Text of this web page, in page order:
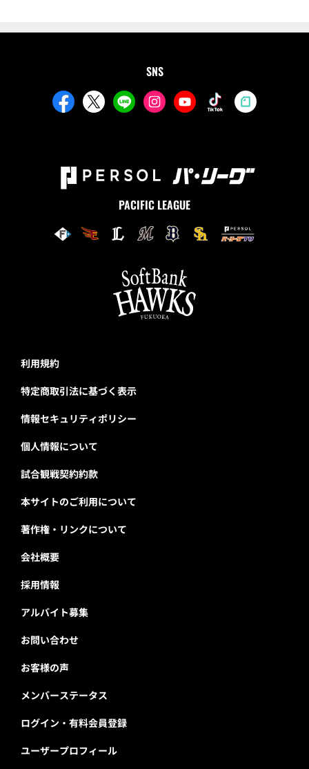
SNS
PACIFIC LEAGUE
利用規約
特定商取引法に基づく表示
情報セキュリティポリシー
個人情報について
試合観戦契約約款
本サイトのご利用について
著作権・リンクについて
会社概要
採用情報
アルバイト募集
お問い合わせ
お客様の声
メンバーステータス
ログイン・有料会員登録
ユーザープロフィール